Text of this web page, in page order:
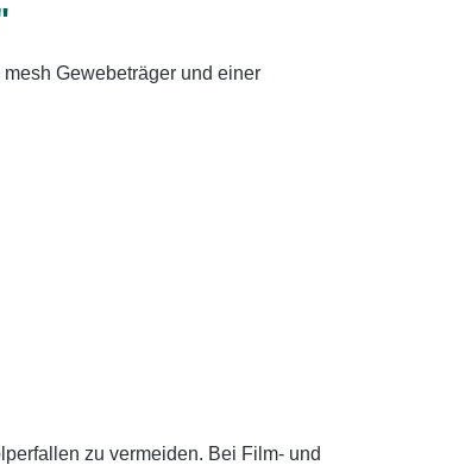
Gewebeträger und einer
zu vermeiden. Bei Film- und